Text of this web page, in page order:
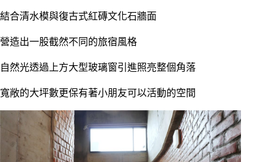
結合清水模與復古式紅磚文化石牆面
營造出一股截然不同的旅宿風格
自然光透過上方大型玻璃窗引進照亮整個角落
寬敞的大坪數更保有著小朋友可以活動的空間